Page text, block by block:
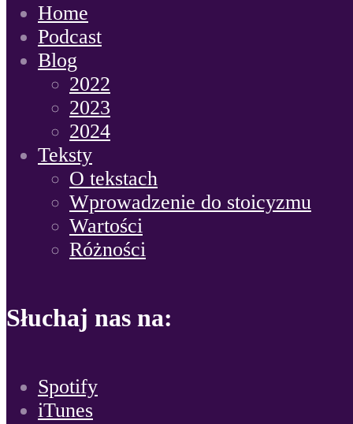
Home
Podcast
Blog
2022
2023
2024
Teksty
O tekstach
Wprowadzenie do stoicyzmu
Wartości
Różności
Słuchaj nas na:
Spotify
iTunes